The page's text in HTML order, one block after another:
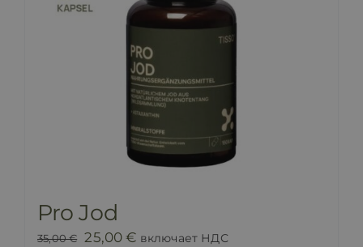
Pro Jod
35,00€ Первоначальная
25,00€Текущая
включает НДС